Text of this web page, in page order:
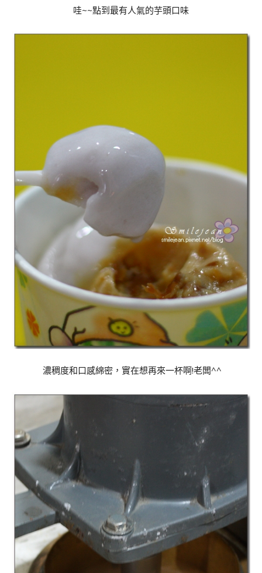
哇~~點到最有人氣的芋頭口味
濃稠度和口感綿密，實在想再來一杯啊!老闆^^